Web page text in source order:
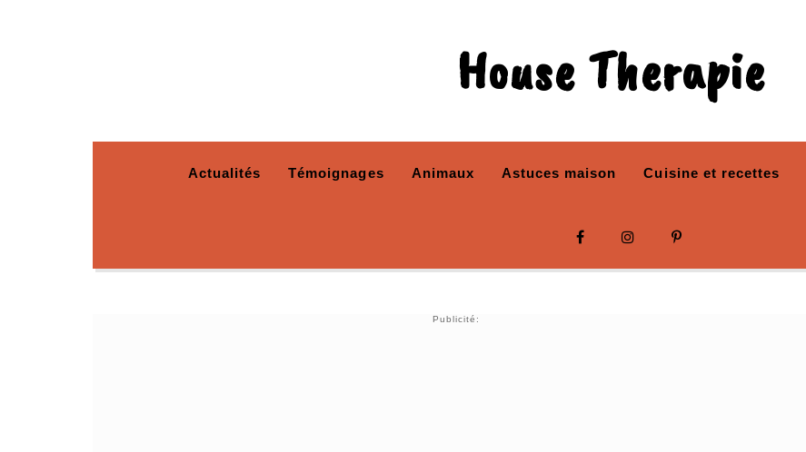
House Therapie
Actualités Témoignages Animaux Astuces maison Cuisine et recettes
Publicité: